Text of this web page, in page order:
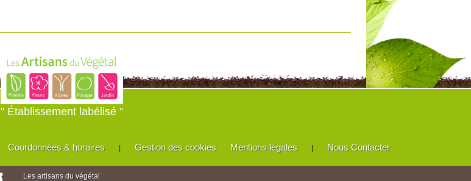
" Établissement labélisé "
Coordonnées & horaires Gestion des cookies Mentions légales Nous Contacter
Les artisans du végétal